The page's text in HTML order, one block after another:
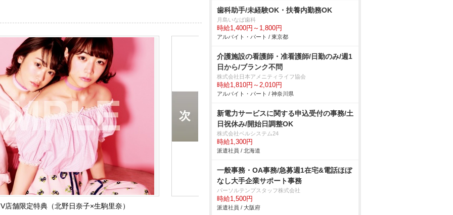
店舗限定特典（北野日奈子×生駒里奈）
歯科助手/未経験OK・扶養内勤務OK
月島いなば歯科
時給1,400円～1,800円
アルバイト・パート / 東京都
介護施設の看護師・准看護師/日勤のみ/週1
日から/ブランク不問
株式会社日本アメニティライフ協会
時給1,810円～2,010円
アルバイト・パート / 神奈川県
新電力サービスに関する申込受付の事務/土
日祝休み/開始日調整OK
株式会社ベルシステム24
時給1,300円
派遣社員 / 北海道
一般事務・OA事務/急募週1在宅&電話ほぼ
なし大手企業サポート事務
パーソルテンプスタッフ株式会社
時給1,500円
派遣社員 / 大阪府